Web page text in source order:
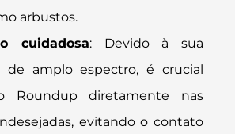
arbustos.
cuidadosa: Devido à sua
de amplo espectro, é crucial
Roundup diretamente nas
evitando o contato